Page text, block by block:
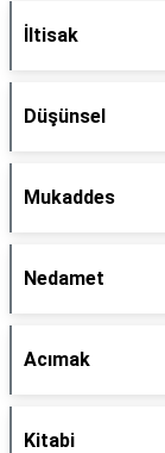
İltisak
Düşünsel
Mukaddes
Nedamet
Acımak
Kitabi